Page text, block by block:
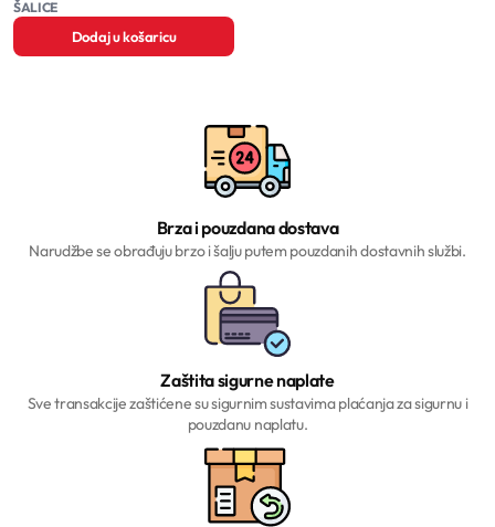
ŠALICE
Dodaj u košaricu
Brza i pouzdana dostava
Narudžbe se obrađuju brzo i šalju putem pouzdanih dostavnih službi.
Zaštita sigurne naplate
Sve transakcije zaštićene su sigurnim sustavima plaćanja za sigurnu i
pouzdanu naplatu.